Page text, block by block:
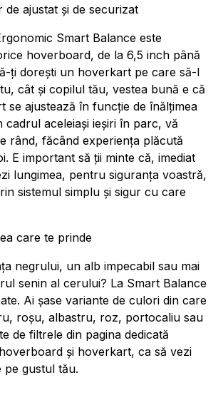
de ajustat și de securizat
Smart Balance este
hoverboard, de la 6,5 inch până
ți dorești un hoverkart pe care să-l
cât și copilul tău, vestea bună e că
se ajustează în funcție de înălțimea
cadrul aceleiași ieșiri în parc, vă
rând, făcând experiența plăcută
E important să ții minte că, imediat
lungimea, pentru siguranța voastră,
sistemul simplu și sigur cu care
care te prinde
negrului, un alb impecabil sau mai
senin al cerului? La Smart Balance
Ai șase variante de culori din care
roșu, albastru, roz, portocaliu sau
de filtrele din pagina dedicată
și hoverkart, ca să vezi
pe gustul tău.